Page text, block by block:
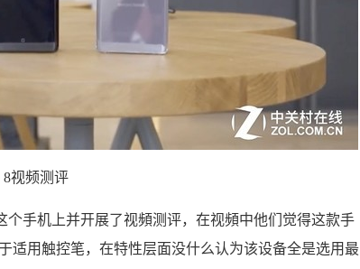
8视频测评
个手机上并开展了视頻测评，在视頻中他们觉得这款手
适用触控笔，在特性层面没什么认为该设备全是选用最